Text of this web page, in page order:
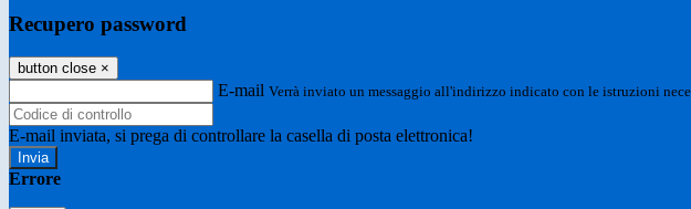
Recupero password
button close ×
E-mail Verrà inviato un messaggio all'indirizzo indicato con le istruzioni
E-mail inviata, si prega di controllare la casella di posta elettronica!
Errore